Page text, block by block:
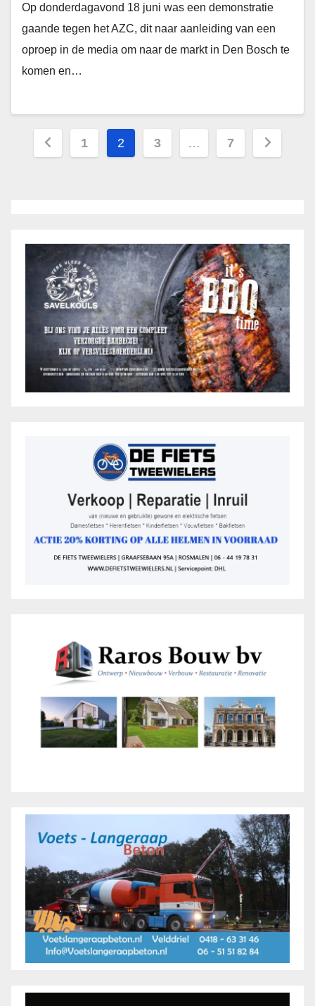
Op donderdagavond 18 juni was een demonstratie
gaande tegen het AZC, dit naar aanleiding van een
oproep in de media om naar de markt in Den Bosch te
komen en…
Berichten
1 2 3 … 7